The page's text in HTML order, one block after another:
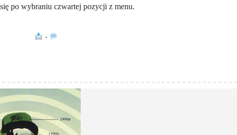
po wybraniu czwartej pozycji z menu.
·